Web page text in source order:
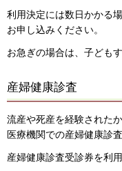
利用決定には数日かかる
お申し込みください。
お急ぎの場合は、子ども
産婦健康診査
流産や死産を経験された
医療機関での産婦健康診
産婦健康診査受診券を利